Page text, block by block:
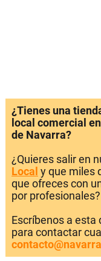
¿Tienes una
local comercial
de Navarra?
¿Quieres salir en
Local y que miles
que ofreces con
por profesionales?
Escríbenos a
para contactar